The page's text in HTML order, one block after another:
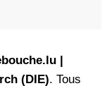
|
(DIE). Tous